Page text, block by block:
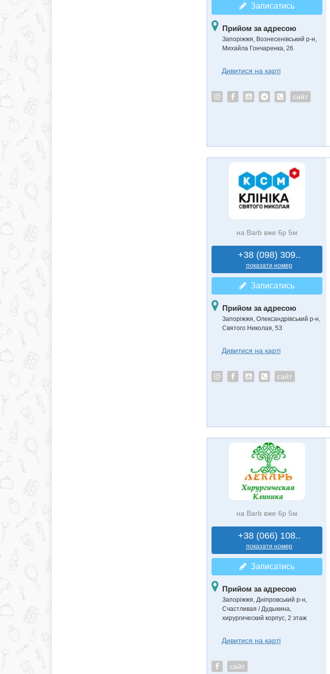
Записатись
Прийом за адресою
Запоріжжя, Вознесенівський р-н,
Михайла Гончаренка, 26
Дивитися на карті
сайт
на Barb вже 6р 5м
+38 (098) 309..
показати номер
Записатись
Прийом за адресою
Запоріжжя, Олександрівський р-н,
Святого Николая, 53
Дивитися на карті
сайт
на Barb вже 6р 5м
+38 (066) 108..
показати номер
Записатись
Прийом за адресою
Запоріжжя, Дніпровський р-н,
Счастливая / Дудыкина,
хирургический корпус, 2 этаж
Дивитися на карті
сайт